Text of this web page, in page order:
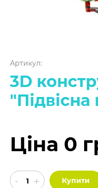
Артикул:
3D
Ціна 0
Купити